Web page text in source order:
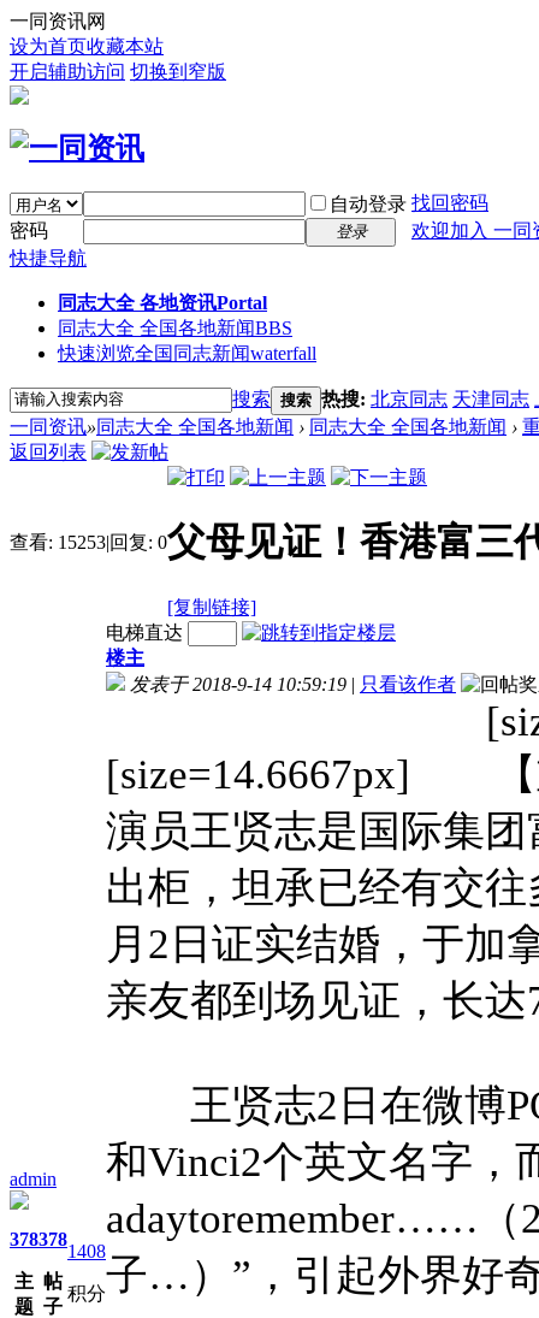
一同资讯网
设为首页收藏本站
开启辅助访问 切换到窄版
自动登录 找回密码
密码
登录
欢迎加入 一同
快捷导航
同志大全 各地资讯Portal
同志大全 全国各地新闻BBS
快速浏览全国同志新闻waterfall
搜索 搜索 热搜: 北京同志 天津同志
一同资讯»同志大全 全国各地新闻 › 同志大全 全国各地新闻 ›
返回列表
查看: 15253|回复: 0父母见证！香港富三
[复制链接]
admin
378
主
题
378
帖
子
1408
积分
电梯直达
楼主
发表于 2018-9-14 10:59:19 | 只看该作者
[size=14.6667px] 【
演员王贤志是国际集
出柜，坦承已经有交
月2日证实结婚，于加
亲友都到场见证，长
王贤志2日在微博
和Vinci2个英文名字
adaytoremember……（
子…）”，引起外界好